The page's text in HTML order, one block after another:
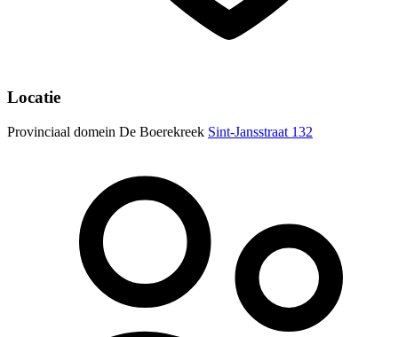
Locatie
Provinciaal domein De Boerekreek Sint-Jansstraat 132